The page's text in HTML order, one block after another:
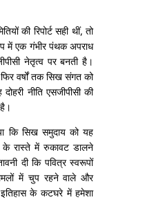
की रिपोर्ट सही थीं, तो
में एक गंभीर पंथक अपराध
नेतृत्व पर बनती है।
फिर वर्षों तक सिख संगत को
नीति एसजीपीसी की
कि सिख समुदाय को यह
रास्ते में रुकावट डालने
दी कि पवित्र स्वरूपों
में चुप रहने वाले और
इतिहास के कटघरे में हमेशा